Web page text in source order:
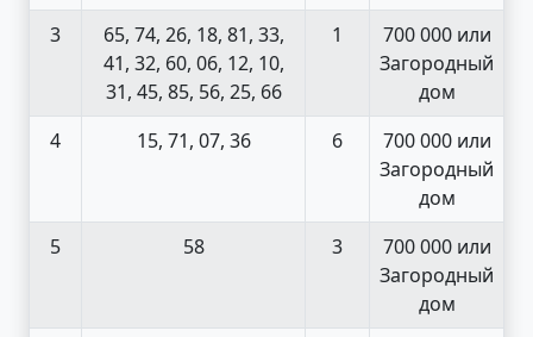
3
65, 74, 26, 18, 81, 33,
41, 32, 60, 06, 12, 10,
31, 45, 85, 56, 25, 66
1
700 000 или
Загородный
дом
4
15, 71, 07, 36 6
700 000 или
Загородный
дом
5
58 3
700 000 или
Загородный
дом